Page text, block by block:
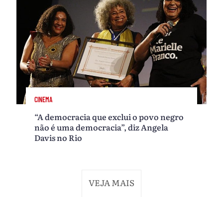
CINEMA
“A democracia que exclui o povo negro
não é uma democracia”, diz Angela
Davis no Rio
VEJA MAIS